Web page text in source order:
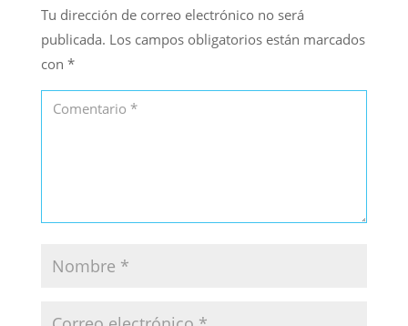
Tu dirección de correo electrónico no será
publicada. Los campos obligatorios están marcados
con *